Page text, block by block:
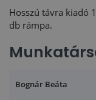
Hosszú távra kiadó
db rámpa.
Bognár Beáta